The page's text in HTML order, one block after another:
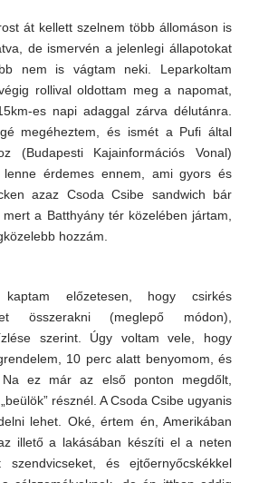
át kellett szelnem több állomáson is
de ismervén a jelenlegi állapotokat
nem is vágtam neki. Leparkoltam
rollival oldottam meg a napomat,
es napi adaggal zárva délutánra.
megéheztem, és ismét a Pufi által
(Budapesti Kajainformációs Vonal)
érdemes ennem, ami gyors és
azaz Csoda Csibe sandwich bár
a Batthyány tér közelében jártam,
hozzám.
előzetesen, hogy csirkés
összerakni (meglepő módon),
szerint. Úgy voltam vele, hogy
10 perc alatt benyomom, és
ez már az első ponton megdőlt,
résznél. A Csoda Csibe ugyanis
lehet. Oké, értem én, Amerikában
illető a lakásában készíti el a neten
és ejtőernyőcskékkel